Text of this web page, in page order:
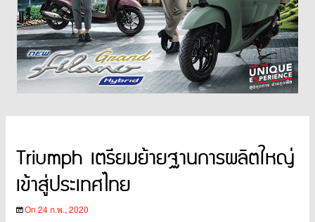
Triumph เตรียมย้ายฐานการผลิตใหญ่
เข้าสู่ประเทศไทย
On 24 ก.พ., 2020